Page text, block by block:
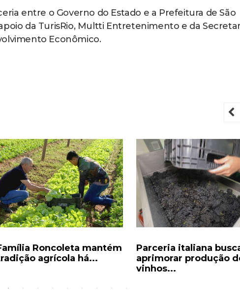
entre o Governo do Estado e a Prefeitura de São
da TurisRio, Multti Entretenimento e da
Econômico.
Roncoleta mantém
agrícola há...
Parceria italiana
aprimorar produção
vinhos...